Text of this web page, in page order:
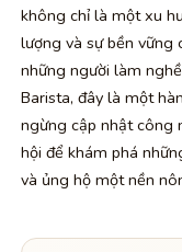
không chỉ là một xu
lượng và sự bền vững
những người làm
Barista, đây là một
ngừng cập nhật công
hội để khám phá
và ủng hộ một nền